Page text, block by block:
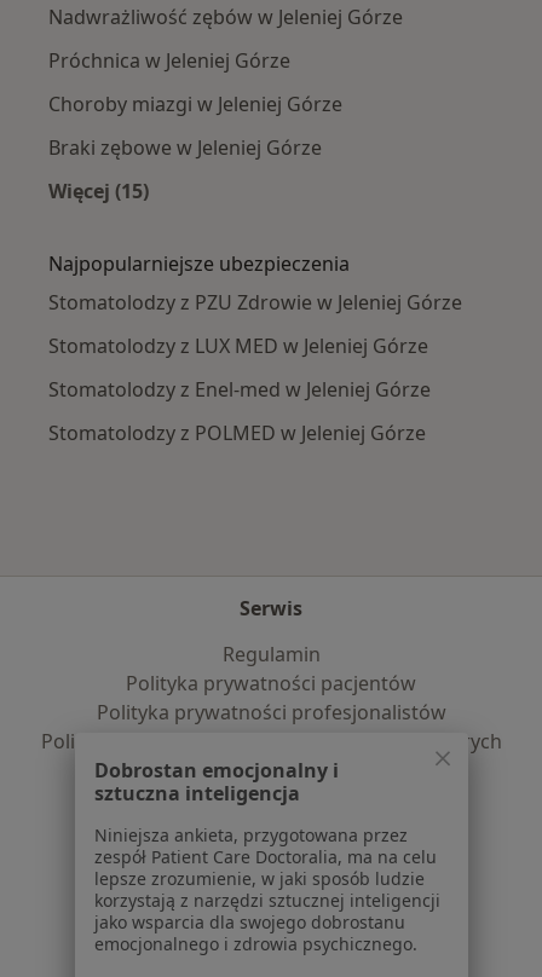
Nadwrażliwość zębów w Jeleniej Górze
Próchnica w Jeleniej Górze
Choroby miazgi w Jeleniej Górze
Braki zębowe w Jeleniej Górze
Więcej (15)
Najpopularniejsze ubezpieczenia
Stomatolodzy z PZU Zdrowie w Jeleniej Górze
Stomatolodzy z LUX MED w Jeleniej Górze
Stomatolodzy z Enel-med w Jeleniej Górze
Stomatolodzy z POLMED w Jeleniej Górze
Serwis
Regulamin
Polityka prywatności pacjentów
Polityka prywatności profesjonalistów
Polityka prywatności dla profesjonalistów, których
dane pozyskaliśmy samodzielnie
Polityka cookies
Jak działają wyniki wyszukiwania
Dostępność
O nas
Praca Rekrutujemy!
Partnerzy
Dobrostan emocjonalny i
sztuczna inteligencja
Niniejsza ankieta, przygotowana przez
zespół Patient Care Doctoralia, ma na celu
lepsze zrozumienie, w jaki sposób ludzie
korzystają z narzędzi sztucznej inteligencji
jako wsparcia dla swojego dobrostanu
emocjonalnego i zdrowia psychicznego.